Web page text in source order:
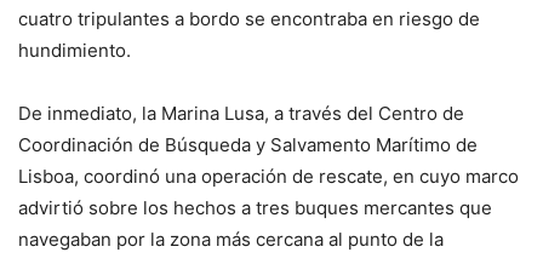
cuatro tripulantes a bordo se encontraba en riesgo de
hundimiento.
De inmediato, la Marina Lusa, a través del Centro de
Coordinación de Búsqueda y Salvamento Marítimo de
Lisboa, coordinó una operación de rescate, en cuyo marco
advirtió sobre los hechos a tres buques mercantes que
navegaban por la zona más cercana al punto de la